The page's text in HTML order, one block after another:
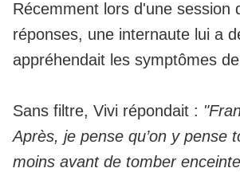
Récemment lors d'une session
réponses, une internaute lui a
appréhendait les symptômes
Sans filtre, Vivi répondait :
Après, je pense qu’on y pense
moins avant de tomber